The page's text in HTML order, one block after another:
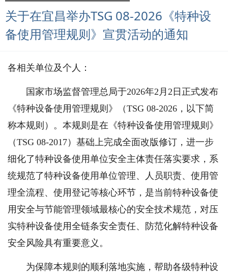
关于在宜昌举办TSG 08-2026《特种设
备使用管理规则》宣贯活动的通知
各相关单位及个人：
国家市场监督管理总局于2026年2月2日正式发布
《特种设备使用管理规则》（TSG 08-2026，以下简
称本规则）。本规则是在《特种设备使用管理规则》
（TSG 08-2017）基础上完成全面改版修订，进一步
细化了特种设备使用单位安全主体责任落实要求，系
统规范了特种设备使用单位管理、人员职责、使用管
理全流程、使用登记等核心环节，是当前特种设备使
用安全与节能管理领域最核心的安全技术规范，对压
实特种设备使用全链条安全责任、防范化解特种设备
安全风险具有重要意义。
为保障本规则的顺利落地实施，帮助各级特种设